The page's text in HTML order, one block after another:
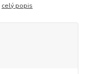
celý popis